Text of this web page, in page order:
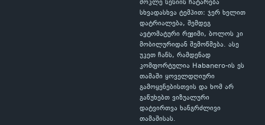
მოკლე სესიის ჩატარება
სხვადასხვა ტემპით: ჯერ ხელით
დატრიალება, შემდეგ
ავტომატური რეჟიმი, ბოლოს კი
მობილურიდან შემოწმება. ასე
უკეთ ჩანს, რამდენად
კომფორტულია Habanero-ის ეს
თამაში ყოველდღიური
გამოყენებისთვის და ხომ არ
გაწუხებთ ვიზუალური
დატვირთვა ხანგრძლივი
თამაშისას.